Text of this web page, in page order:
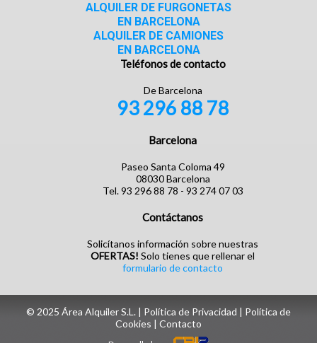
ALQUILER DE FURGONETAS
EN BARCELONA
ALQUILER DE CAMIONES
EN BARCELONA
Teléfonos de contacto
De Barcelona
93 296 88 78
Barcelona
Paseo Santa Coloma 49
08030 Barcelona
Tel. 93 296 88 78 - 93 274 07 03
Contáctanos
Solicítanos información sobre nuestras
OFERTAS! Solo tienes que rellenar el
formulario de contacto
© 2025 Área Alquiler S.L. | Política de Privacidad
Política de
Cookies
Contacto